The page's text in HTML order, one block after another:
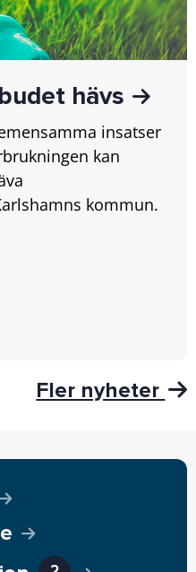
hävs
insatser
kan
kommun.
Fler nyheter